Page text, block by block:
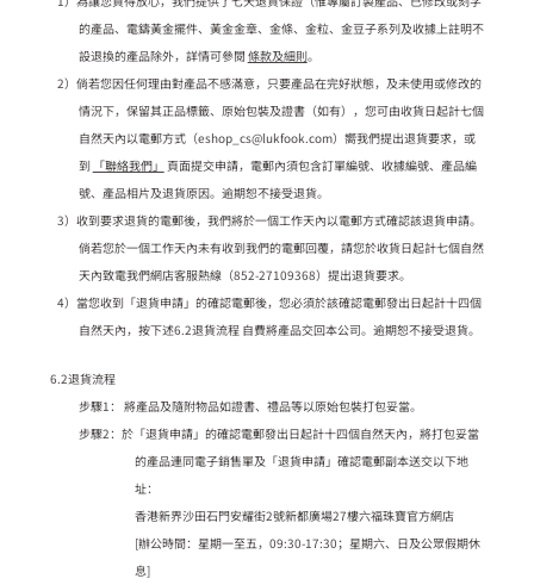
的產品、電鑄黃金擺件、黃金金章、金條、金粒、金豆子系列及收據上註明不
設退換的產品除外，詳情可參閱 條款及細則。
2）倘若您因任何理由對產品不感滿意，只要產品在完好狀態，及未使用或修改的
情況下，保留其正品標籤、原始包裝及證書（如有），您可由收貨日起計七個
自然天內以電郵方式（eshop_cs@lukfook.com）嚮我們提出退貨要求，或
到 「聯絡我們」 頁面提交申請，電郵內須包含訂單編號、收據編號、產品編
號、產品相片及退貨原因。逾期恕不接受退貨。
3）收到要求退貨的電郵後，我們將於一個工作天內以電郵方式確認該退貨申請。
倘若您於一個工作天內未有收到我們的電郵回覆，請您於收貨日起計七個自然
天內致電我們網店客服熱線（852-27109368）提出退貨要求。
4）當您收到「退貨申請」的確認電郵後，您必須於該確認電郵發出日起計十四個
自然天內，按下述6.2退貨流程 自費將產品交回本公司。逾期恕不接受退貨。
6.2退貨流程
步驟1： 將產品及隨附物品如證書、禮品等以原始包裝打包妥當。
步驟2：於「退貨申請」的確認電郵發出日起計十四個自然天內，將打包妥當
的產品連同電子銷售單及「退貨申請」確認電郵副本送交以下地
址：
香港新界沙田石門安耀街2號新都廣場27樓六福珠寶官方網店
[辦公時間：星期一至五，09:30-17:30；星期六、日及公眾假期休
息]